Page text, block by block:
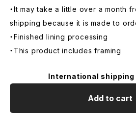
・It may take a little over a month
shipping because it is made to
・Finished lining processing
・This product includes framing
International shipping
Add to cart